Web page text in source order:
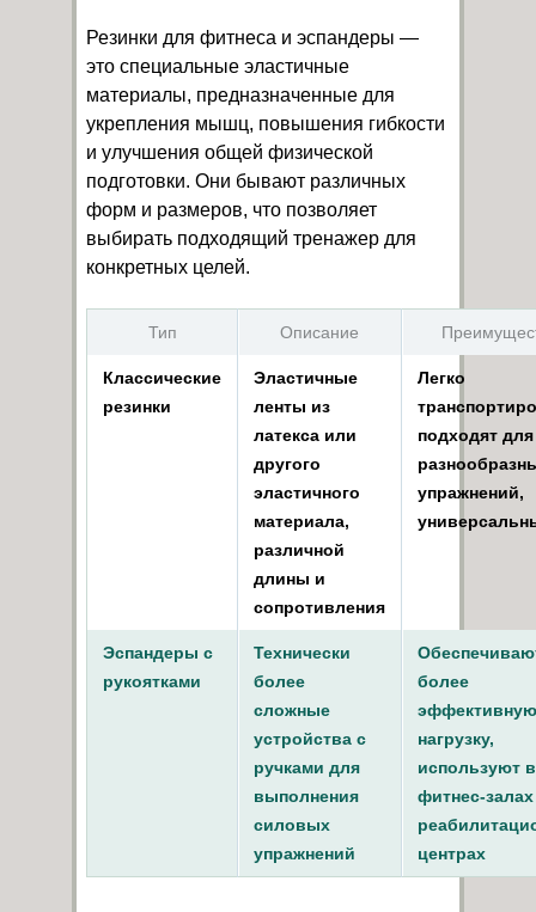
Резинки для фитнеса и эспандеры —
это специальные эластичные
материалы, предназначенные для
укрепления мышц, повышения гибкости
и улучшения общей физической
подготовки. Они бывают различных
форм и размеров, что позволяет
выбирать подходящий тренажер для
конкретных целей.
Тип Описание
Классические
резинки
Эластичные
ленты из
латекса или
другого
эластичного
материала,
различной
длины и
сопротивления
Легко
подходят для
упражнений,
Эспандеры с
рукоятками
Технически
более
сложные
устройства с
ручками для
выполнения
силовых
упражнений
более
эффективную
нагрузку,
используют в
фитнес-
центрах